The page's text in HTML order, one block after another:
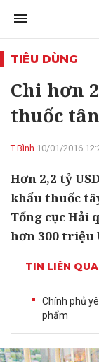
TIÊU DÙNG
Chi hơn
thuốc
T.Bình 10/01/2016
Hơn 2,2 tỷ
khẩu thuốc
Tổng cục Hải
hơn 300 triệu
TIN LIÊN
Chính phủ
phẩm